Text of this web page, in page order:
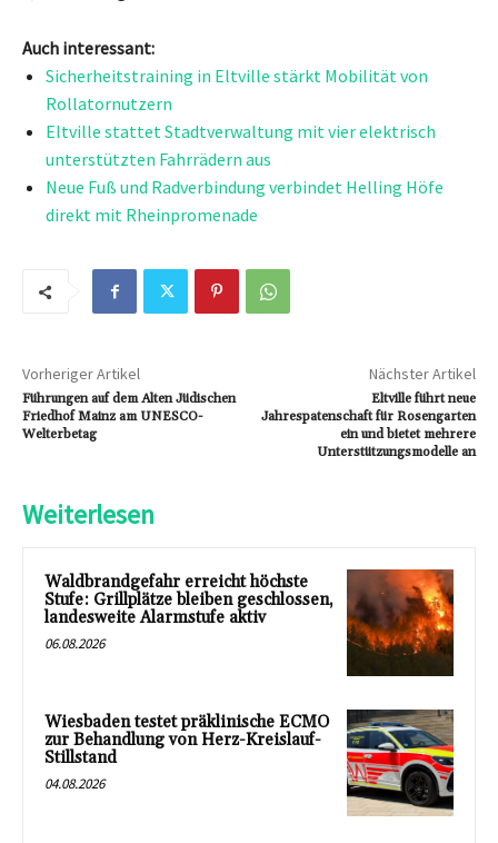
Auch interessant:
Sicherheitstraining in Eltville stärkt Mobilität von
Rollatornutzern
Eltville stattet Stadtverwaltung mit vier elektrisch
unterstützten Fahrrädern aus
Neue Fuß und Radverbindung verbindet Helling Höfe
direkt mit Rheinpromenade
Vorheriger Artikel
Führungen auf dem Alten Jüdischen
Friedhof Mainz am UNESCO-
Welterbetag
Nächster Artikel
Eltville führt neue
Jahrespatenschaft für Rosengarten
ein und bietet mehrere
Unterstützungsmodelle an
Weiterlesen
Waldbrandgefahr erreicht höchste
Stufe: Grillplätze bleiben geschlossen,
landesweite Alarmstufe aktiv
06.08.2026
Wiesbaden testet präklinische ECMO
zur Behandlung von Herz-Kreislauf-
Stillstand
04.08.2026